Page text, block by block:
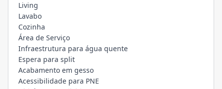
Living
Lavabo
Cozinha
Área de Serviço
Infraestrutura para água quente
Espera para split
Acabamento em gesso
Acessibilidade para PNE